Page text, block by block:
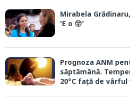
Mirabela
'E o 😲'
Prognoza ANM
săptămână.
20°C față de vârful